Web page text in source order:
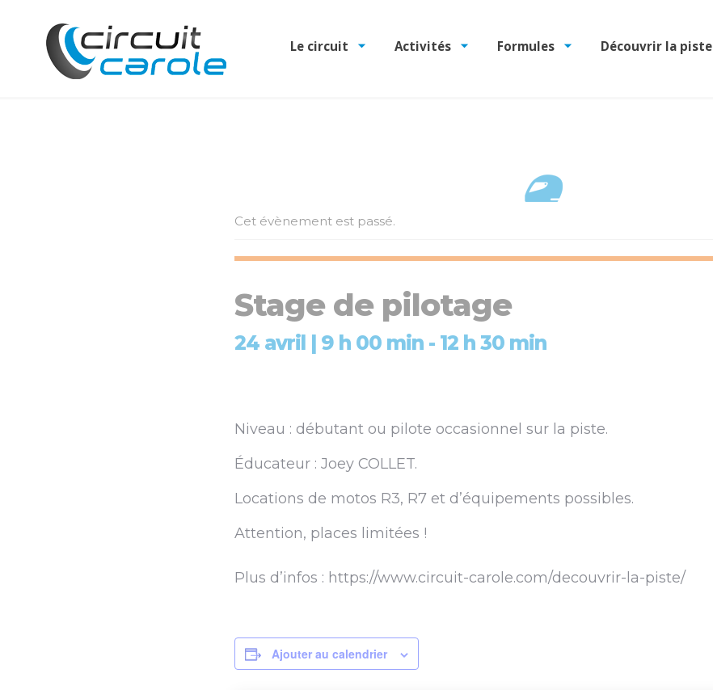
Le circuit Activités Formules Découvrir la piste
Cet évènement est passé.
Stage de pilotage
24 avril | 9 h 00 min- 12 h 30 min
Niveau : débutant ou pilote occasionnel sur la piste.
Éducateur : Joey COLLET.
Locations de motos R3, R7 et d’équipements possibles.
Attention, places limitées !
Plus d’infos : https://www.circuit-carole.com/decouvrir-la-piste/
Ajouter au calendrier